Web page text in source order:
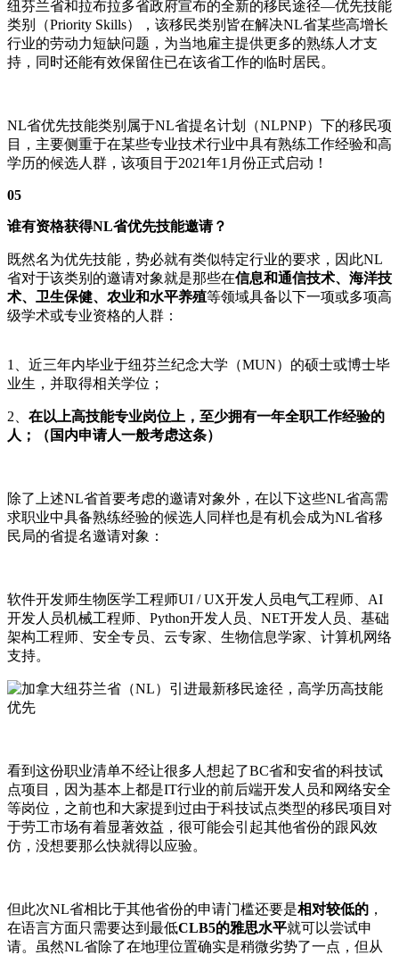
纽芬兰省和拉布拉多省政府宣布的全新的移民途径—优先技能
类别（Priority Skills），该移民类别皆在解决NL省某些高增长
行业的劳动力短缺问题，为当地雇主提供更多的熟练人才支
持，同时还能有效保留住已在该省工作的临时居民。
NL省优先技能类别属于NL省提名计划（NLPNP）下的移民项
目，主要侧重于在某些专业技术行业中具有熟练工作经验和高
学历的候选人群，该项目于2021年1月份正式启动！
05
谁有资格获得NL省优先技能邀请？
既然名为优先技能，势必就有类似特定行业的要求，因此NL
省对于该类别的邀请对象就是那些在信息和通信技术、海洋技
术、卫生保健、农业和水平养殖等领域具备以下一项或多项高
级学术或专业资格的人群：
1、近三年内毕业于纽芬兰纪念大学（MUN）的硕士或博士毕
业生，并取得相关学位；
2、 在以上高技能专业岗位上，至少拥有一年全职工作经验的
人；（国内申请人一般考虑这条）
除了上述NL省首要考虑的邀请对象外，在以下这些NL省高需
求职业中具备熟练经验的候选人同样也是有机会成为NL省移
民局的省提名邀请对象：
软件开发师生物医学工程师UI / UX开发人员电气工程师、AI
开发人员机械工程师、Python开发人员、NET开发人员、基础
架构工程师、安全专员、云专家、生物信息学家、计算机网络
支持。
看到这份职业清单不经让很多人想起了BC省和安省的科技试
点项目，因为基本上都是IT行业的前后端开发人员和网络安全
等岗位，之前也和大家提到过由于科技试点类型的移民项目对
于劳工市场有着显著效益，很可能会引起其他省份的跟风效
仿，没想要那么快就得以应验。
但此次NL省相比于其他省份的申请门槛还要是相对较低的 ，
在语言方面只需要达到最低CLB5的雅思水平就可以尝试申
请。虽然NL省除了在地理位置确实是稍微劣势了一点，但从